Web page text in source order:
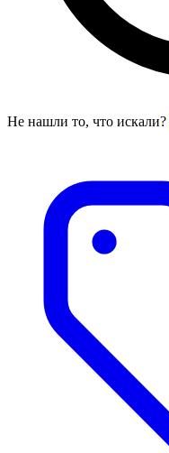
Не нашли то, что искали?